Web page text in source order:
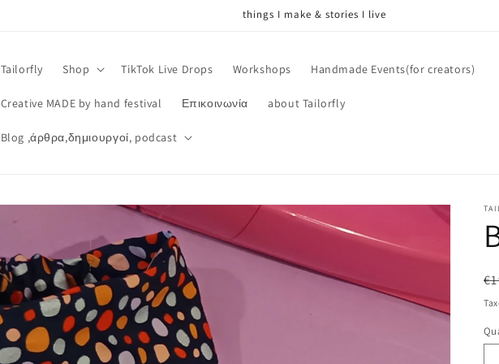
things I make & stories I live
Tailorfly Shop TikTok Live Drops Workshops Handmade Events(for creators)
Creative MADE by hand festival Επικοινωνία about Tailorfly
Blog ,άρθρα,δημιουργοί, podcast